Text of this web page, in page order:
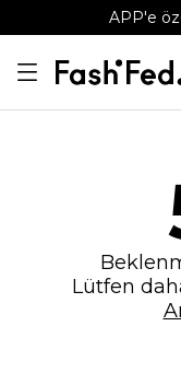
APP'e
Lütfen